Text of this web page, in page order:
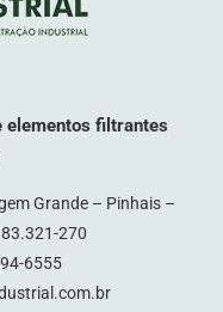
elementos filtrantes
Grande – Pinhais –
270
6555